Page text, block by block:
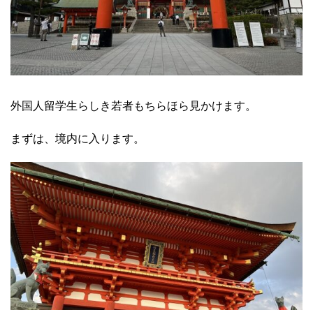
外国人留学生らしき若者もちらほら見かけます。
まずは、境内に入ります。